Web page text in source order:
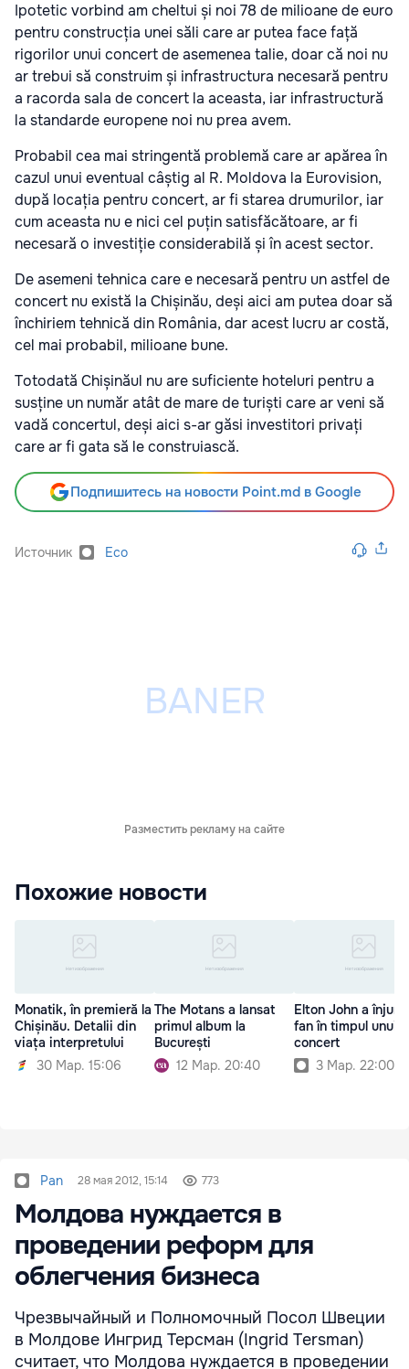
Ipotetic vorbind am cheltui și noi 78 de milioane de euro
pentru construcția unei săli care ar putea face față
rigorilor unui concert de asemenea talie, doar că noi nu
ar trebui să construim și infrastructura necesară pentru
a racorda sala de concert la aceasta, iar infrastructură
la standarde europene noi nu prea avem.
Probabil cea mai stringentă problemă care ar apărea în
cazul unui eventual câștig al R. Moldova la Eurovision,
după locația pentru concert, ar fi starea drumurilor, iar
cum aceasta nu e nici cel puțin satisfăcătoare, ar fi
necesară o investiție considerabilă și în acest sector.
De asemeni tehnica care e necesară pentru un astfel de
concert nu există la Chișinău, deși aici am putea doar să
închiriem tehnică din România, dar acest lucru ar costă,
cel mai probabil, milioane bune.
Totodată Chișinăul nu are suficiente hoteluri pentru a
susține un număr atât de mare de turiști care ar veni să
vadă concertul, deși aici s-ar găsi investitori privați
care ar fi gata să le construiască.
Подпишитесь на новости Point.md в Google
Источник Eco
Разместить рекламу на сайте
Похожие новости
Monatik, în premieră la
Chișinău. Detalii din
viața interpretului
30 Мар. 15:06
The Motans a lansat
primul album la
București
12 Мар. 20:40
Elton John a
fan în timpul unui
concert
3 Мар. 22:00
Pan 28 мая 2012, 15:14 773
Молдова нуждается в
проведении реформ для
облегчения бизнеса
Чрезвычайный и Полномочный Посол Швеции
в Молдове Ингрид Терсман (Ingrid Tersman)
считает, что Молдова нуждается в проведении